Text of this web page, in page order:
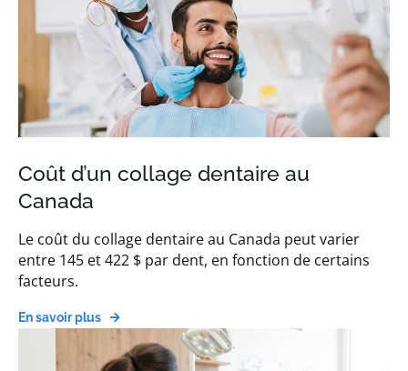
Coût d’un collage dentaire au
Canada
Le coût du collage dentaire au Canada peut varier
entre 145 et 422 $ par dent, en fonction de certains
facteurs.
En savoir plus